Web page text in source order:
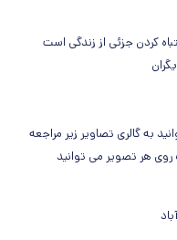
کردن جزئی از زندگی است
به گالری تصاویر زیر مراجعه
روی هر تصویر می توانید